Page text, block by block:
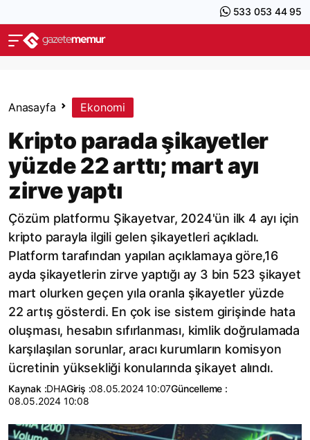
533 053 44 95
Anasayfa Ekonomi
Kripto parada şikayetler
yüzde 22 arttı; mart ayı
zirve yaptı
Çözüm platformu Şikayetvar, 2024'ün ilk 4 ayı için
kripto parayla ilgili gelen şikayetleri açıkladı.
Platform tarafından yapılan açıklamaya göre,16
ayda şikayetlerin zirve yaptığı ay 3 bin 523 şikayet
mart olurken geçen yıla oranla şikayetler yüzde
22 artış gösterdi. En çok ise sistem girişinde hata
oluşması, hesabın sıfırlanması, kimlik doğrulamada
karşılaşılan sorunlar, aracı kurumların komisyon
ücretinin yüksekliği konularında şikayet alındı.
Kaynak :DHAGiriş :08.05.2024 10:07Güncelleme :
08.05.2024 10:08